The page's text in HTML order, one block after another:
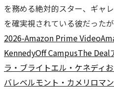
を務める絶対的スター、ギャ
を確実視されている彼だった
2026-Amazon Prime Video
KennedyOff CampusThe Deal
ラ・ブライトエル・ケネディ
バレベルモント・カメリ ロマ